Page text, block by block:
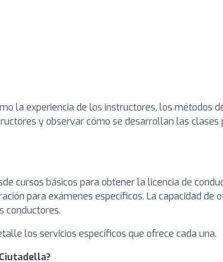
la experiencia de los instructores, los métodos
y observar cómo se desarrollan las clases
cursos básicos para obtener la licencia de
para exámenes específicos. La capacidad
conductores.
los servicios específicos que ofrece cada una.